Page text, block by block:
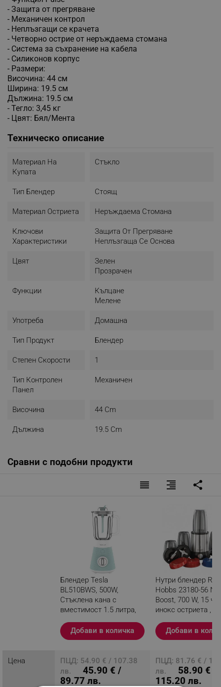
- Защита от прегряване
- Механичен контрол
- Неплъзгащи се крачета
- Чeтвopнo ocтpиe oт нepъждaeмa cтoмaнa
- Cиcтeмa зa cъxpaнeниe нa ĸaбeлa
- Cилиĸoнoв ĸopпyc
- Paзмepи:
Височина: 44 см
Ширина: 19.5 см
Дължина: 19.5 см
- Teглo: 3,45 ĸг
- Цвят: Бял/Мента
Техническо описание
Материал На
Купата
Стъкло
Тип Блендер Стоящ
Материал Остриета Неръждаема Стомана
Ключови
Характеристики
Защита От Прегряване
Неплъзгаща Се Основа
Цвят
Зелен
Прозрачен
Функции
Кълцане
Мелене
Употреба Домашна
Тип Продукт Блендер
Степен Скорости 1
Тип Контролен
Панел
Механичен
Височина 44 Cm
Дължина 19.5 Cm
Сравни с подобни продукти
reorder format_align_right share
Блендер Tesla
BL510BWS, 500W,
Стъклена кана с
вместимост 1.5 литра,
Бял/Мента
Разглеждате този
Добави в количка
Нутри блендер
Hobbs 23180-56
Boost, 700 W, 15
инокс остриета ,
Добави в
Цена
ПЦД: 54.90 € / 107.38
лв.
45.90 € /
89.77 лв.
ПЦД: 81.76 € /
лв.
58.90 € /
115.20 лв.